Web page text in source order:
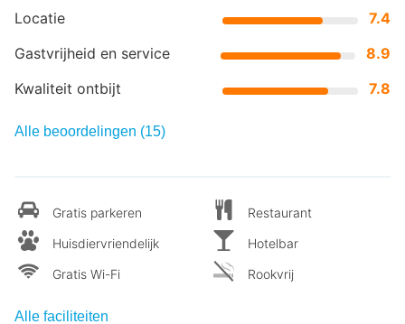
Locatie
7.4
Gastvrijheid en service
8.9
Kwaliteit ontbijt
7.8
Alle beoordelingen (15)
Gratis parkeren
Huisdiervriendelijk
Gratis Wi-Fi
Restaurant
Hotelbar
Rookvrij
Alle faciliteiten